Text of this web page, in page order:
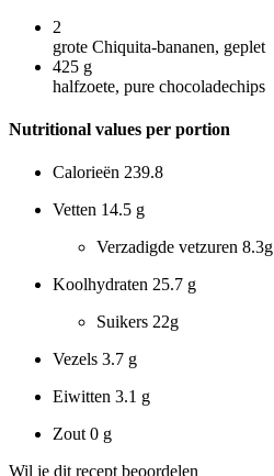
2
grote Chiquita-bananen, geplet
425 g
halfzoete, pure chocoladechips
Nutritional values per portion
Calorieën 239.8
Vetten 14.5 g
Verzadigde vetzuren 8.3g
Koolhydraten 25.7 g
Suikers 22g
Vezels 3.7 g
Eiwitten 3.1 g
Zout 0 g
Wil je dit recept beoordelen